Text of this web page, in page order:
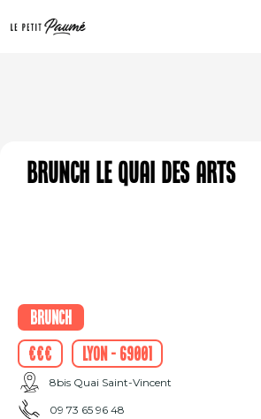
Brunch Le Quai des Arts
Brunch
€€€
Lyon - 69001
8bis Quai Saint-Vincent
09 73 65 96 48